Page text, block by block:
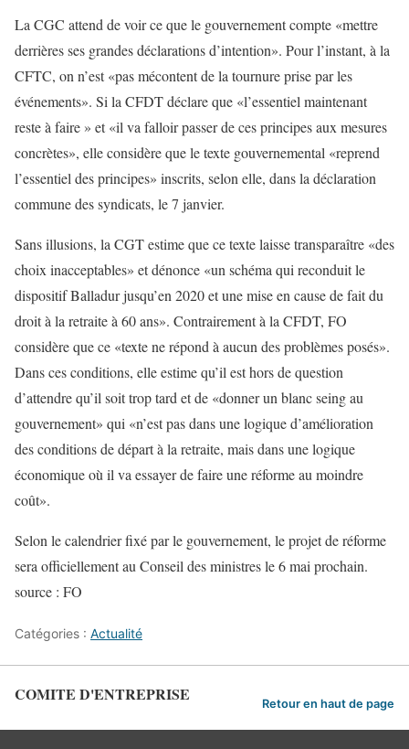
La CGC attend de voir ce que le gouvernement compte «mettre
derrières ses grandes déclarations d’intention». Pour l’instant, à la
CFTC, on n’est «pas mécontent de la tournure prise par les
événements». Si la CFDT déclare que «l’essentiel maintenant
reste à faire » et «il va falloir passer de ces principes aux mesures
concrètes», elle considère que le texte gouvernemental «reprend
l’essentiel des principes» inscrits, selon elle, dans la déclaration
commune des syndicats, le 7 janvier.
Sans illusions, la CGT estime que ce texte laisse transparaître «des
choix inacceptables» et dénonce «un schéma qui reconduit le
dispositif Balladur jusqu’en 2020 et une mise en cause de fait du
droit à la retraite à 60 ans». Contrairement à la CFDT, FO
considère que ce «texte ne répond à aucun des problèmes posés».
Dans ces conditions, elle estime qu’il est hors de question
d’attendre qu’il soit trop tard et de «donner un blanc seing au
gouvernement» qui «n’est pas dans une logique d’amélioration
des conditions de départ à la retraite, mais dans une logique
économique où il va essayer de faire une réforme au moindre
coût».
Selon le calendrier fixé par le gouvernement, le projet de réforme
sera officiellement au Conseil des ministres le 6 mai prochain.
source : FO
Catégories : Actualité
COMITE D'ENTREPRISE Retour en haut de page